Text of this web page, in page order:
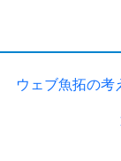
ウェブ魚拓の考